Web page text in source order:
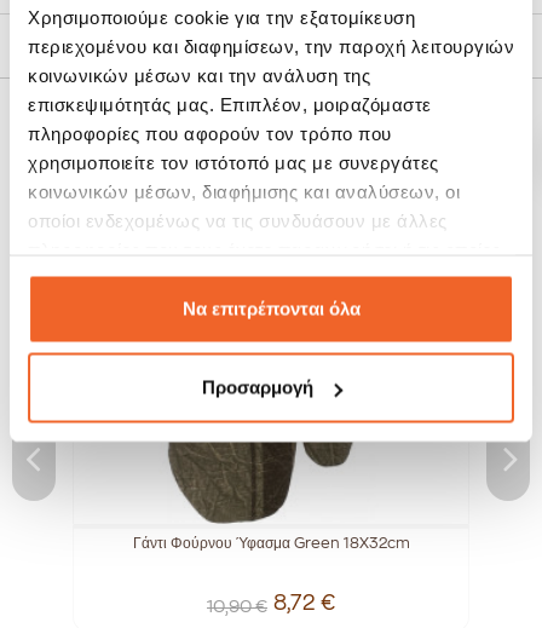
Χρησιμοποιούμε cookie για την εξατομίκευση
περιεχομένου και διαφημίσεων, την παροχή λειτουργιών
κοινωνικών μέσων και την ανάλυση της
επισκεψιμότητάς μας. Επιπλέον, μοιραζόμαστε
πληροφορίες που αφορούν τον τρόπο που
χρησιμοποιείτε τον ιστότοπό μας με συνεργάτες
κοινωνικών μέσων, διαφήμισης και αναλύσεων, οι
οποίοι ενδεχομένως να τις συνδυάσουν με άλλες
έχουν συλλέξει σε σχέση με την από μέρους σας χρήση
των υπηρεσιών τους.Να επιτρέπονται όλα
Προσαρμογή
Πολιτική Επιστροφών
ΣΧΕΤΙΚΆ ΠΡΟΪΌΝΤΑ
-20%
Γάντι Φούρνου Ύφασμα Green 18X32cm
10,90 € 8,72 €